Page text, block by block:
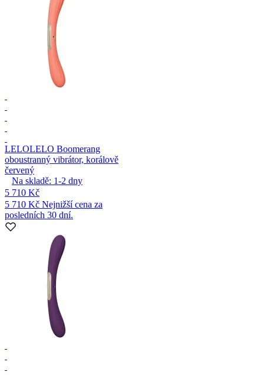
LELOLELO Boomerang
oboustranný vibrátor, korálově
červený
Na skladě: 1-2 dny
5 710 Kč
5 710 Kč Nejnižší cena za
posledních 30 dní.